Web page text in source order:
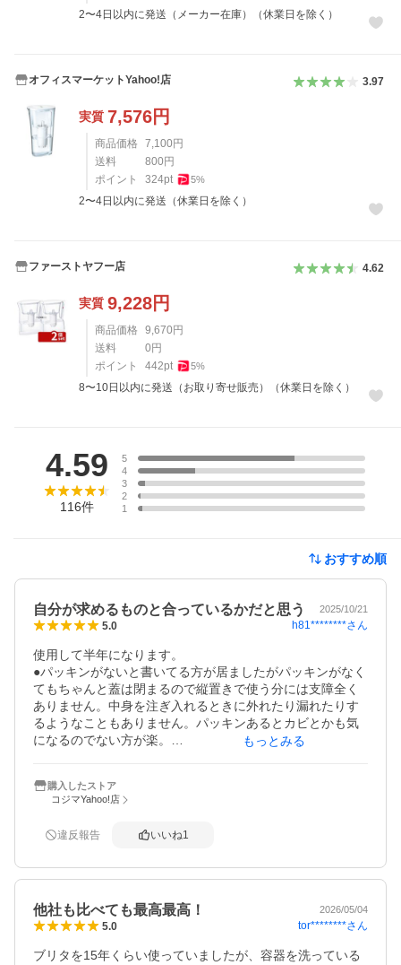
2〜4日以内に発送（メーカー在庫）（休業日を除く）
オフィスマーケットYahoo!店 3.97
実質 7,576円
商品価格 7,100 円
送料
800 円
ポイント
324pt 5%
2〜4日以内に発送（休業日を除く）
ファーストヤフー店 4.62
実質 9,228円
商品価格 9,670 円
送料
0 円
ポイント
442pt 5%
8〜10日以内に発送（お取り寄せ販売）（休業日を除く）
4.59
116件
5
4
3
2
1
おすすめ順
自分が求めるものと合っているかだと思う 2025/10/21
5.0 h81********さん
使用して半年になります。
●パッキンがないと書いてる方が居ましたがパッキンがなく
てもちゃんと蓋は閉まるので縦置きで使う分には支障全く
ありません。中身を注ぎ入れるときに外れたり漏れたりす
るようなこともありません。パッキンあるとカビとかも気
になるのでない方が楽。
で毎回水買うのがいいかと。味は水道水そのまま飲むより
カルキ臭とかないかなと個人的には思います。
っぱなしで効果ないよりはちゃんと交換した方が衛生的で
ル安くても1ヶ月2000〜3000円でペットボトルのゴミが毎
回出る。ウォーターサーバーも試したことありますが結構
る、ウォーターサーバー自体のメンテナンスもあるので個
もっとみる
購入したストア
コジマYahoo!店
違反報告 いいね1
他社も比べても最高最高！ 2026/05/04
5.0 tor********さん
ブリタを15年くらい使っていましたが、容器を洗っている